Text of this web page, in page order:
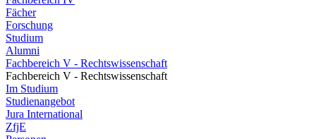
Fächer
Forschung
Studium
Alumni
Fachbereich V - Rechtswissenschaft
Fachbereich V - Rechtswissenschaft
Im Studium
Studienangebot
Jura International
ZfjE